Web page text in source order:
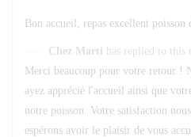
Bon accueil, repas excellent
Chez Marti has replied to this
Merci beaucoup pour votre retour !
ayez apprécié l'accueil ainsi que
notre poisson. Votre satisfaction
espérons avoir le plaisir de vous